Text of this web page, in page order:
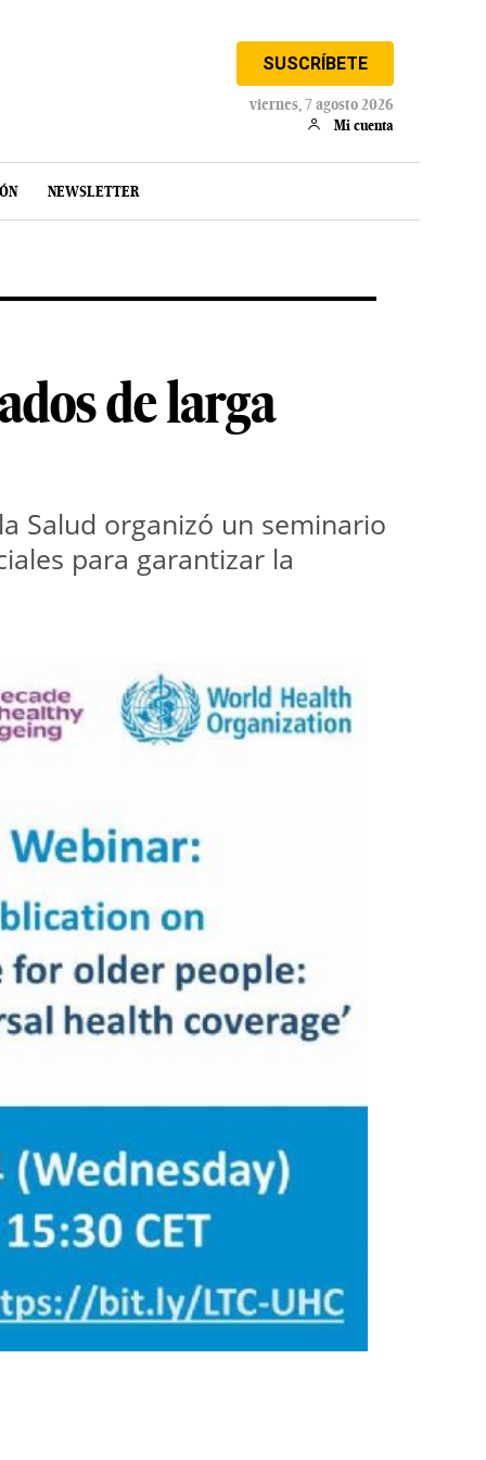
SUSCRÍBETE
viernes, 7 agosto 2026
Mi cuenta
NEWSLETTER
de larga
Salud organizó un seminario
para garantizar la